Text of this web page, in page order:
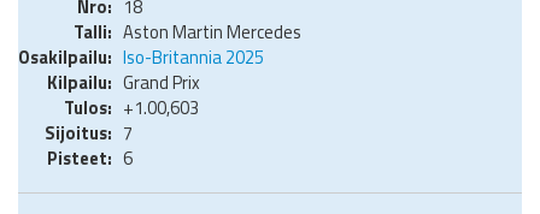
18
Aston Martin Mercedes
Iso-Britannia 2025
Grand Prix
+1.00,603
7
6